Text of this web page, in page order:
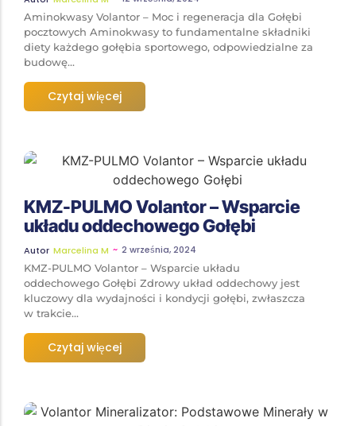
Aminokwasy Volantor – Moc i regeneracja dla Gołębi
pocztowych Aminokwasy to fundamentalne składniki
diety każdego gołębia sportowego, odpowiedzialne za
budowę...
Czytaj więcej
KMZ-PULMO Volantor – Wsparcie
układu oddechowego Gołębi
Autor Marcelina M ~ 2 września, 2024
KMZ-PULMO Volantor – Wsparcie układu
oddechowego Gołębi Zdrowy układ oddechowy jest
kluczowy dla wydajności i kondycji gołębi, zwłaszcza
w trakcie...
Czytaj więcej